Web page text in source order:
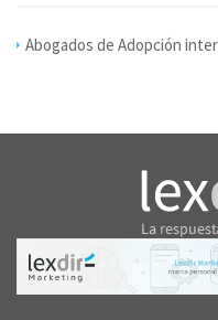
Abogados de Adopción